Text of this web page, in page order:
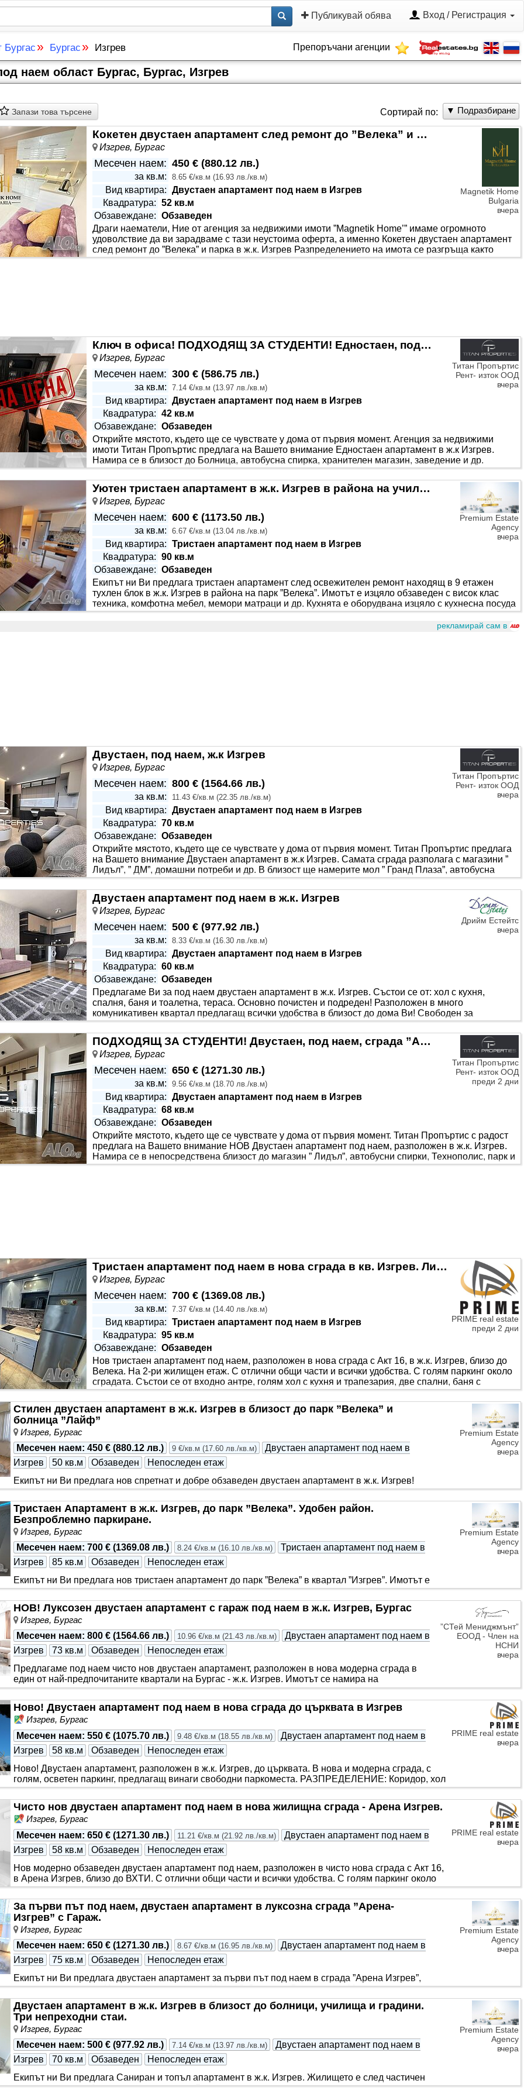
Публикувай обява Вход / Регистрация
Препоръчани агенции
Бургас » Бургас » Изгрев
наем област Бургас, Бургас, Изгрев
Запази това търсене Сортирай по: ▼ Подразбиране
Magnetik Home
Bulgaria
вчера
Кокетен двустаен апартамент след ремонт до ”Велека” и парка в ж.к. Изгрев
Изгрев, Бургас
Месечен наем: 450 € (880.12 лв.)
за кв.м: 8.65 €/кв.м (16.93 лв./кв.м)
Вид квартира: Двустаен апартамент под наем в Изгрев
Квадратура: 52 кв.м
Обзавеждане: Обзаведен
Етаж: Първи жилищен
Драги наематели, Ние от агенция за недвижими имоти ”Magnetik Home’” имаме огромното
удоволствие да ви зарадваме с тази неустоима оферта, а именно Кокетен двустаен апартамент
след ремонт до ”Велека” и парка в ж.к. Изгрев Разпределението на имота се разгръща както
следва: входно антре, баня + тоалетна, кокетен хол + ”Г” образен кухненски бокс, спално
Титан Пропъртис
Рент- изток ООД
вчера
Ключ в офиса! ПОДХОДЯЩ ЗА СТУДЕНТИ! Едностаен, под наем, ж.к Изгрев
Изгрев, Бургас
Месечен наем: 300 € (586.75 лв.)
за кв.м: 7.14 €/кв.м (13.97 лв./кв.м)
Вид квартира: Двустаен апартамент под наем в Изгрев
Квадратура: 42 кв.м
Обзавеждане: Обзаведен
Открийте мястото, където ще се чувствате у дома от първия момент. Агенция за недвижими
имоти Титан Пропъртис предлага на Вашето внимание Едностаен апартамент в ж.к Изгрев.
Намира се в близост до Болница, автобусна спирка, хранителен магазин, заведение и др.
Ситуиран е на 4-ти жилищен етаж от общо 8 с асансьор. Имота разполага с жилищна площ 42
разпределение: входно антре, кухня, спалня, баня с тоалетна и тераса. Жилището се предлага напълно
Настилка: ламинат, теракот Изложение: Изток/Юг Строителство: панел ”С нас..
Premium Estate
Agency
вчера
Уютен тристаен апартамент в ж.к. Изгрев в района на училища и градини.
Изгрев, Бургас
Месечен наем: 600 € (1173.50 лв.)
за кв.м: 6.67 €/кв.м (13.04 лв./кв.м)
Вид квартира: Тристаен апартамент под наем в Изгрев
Квадратура: 90 кв.м
Обзавеждане: Обзаведен
Етаж: Непоследен етаж
Екипът ни Ви предлага тристаен апартамент след освежителен ремонт находящ в 9 етажен
тухлен блок в ж.к. Изгрев в района на парк ”Велека”. Имотът е изцяло обзаведен с висок клас
техника, комфотна мебел, мемори матраци и др. Кухнята е оборудвана изцяло с кухнесна посуда
и всичко необходимо за бита. Отоплението е посредством два климатика, а в сградата има
ТЕЦ в случай на нужда може да се ползва. Собствениците Ви гарантиран абсолютно минимални разходи за
рекламирай сам в
Титан Пропъртис
Рент- изток ООД
вчера
Двустаен, под наем, ж.к Изгрев
Изгрев, Бургас
Месечен наем: 800 € (1564.66 лв.)
за кв.м: 11.43 €/кв.м (22.35 лв./кв.м)
Вид квартира: Двустаен апартамент под наем в Изгрев
Квадратура: 70 кв.м
Обзавеждане: Обзаведен
Етаж: Непоследен етаж
Открийте мястото, където ще се чувствате у дома от първия момент. Титан Пропъртис предлага
на Вашето внимание Двустаен апартамент в ж.к Изгрев. Самата сграда разполага с магазини ”
Лидъл”, ” ДМ”, домашни потреби и др. В близост ще намерите мол ” Гранд Плаза”, автобусна
спирка, заведение, парк и др. Ситуиран е на 11-ти жилищен етаж от общо 12 с асансьор. Имотът
70 кв.м с функционално разпределение, включващо: хол с кухня, спалня, баня и тоалетна, мокро помещение и
предлага с напълно обзаведен с висок клас мебели и уреди. ”С нас, ваше..
Дрийм Естейтс
вчера
Двустаен апартамент под наем в ж.к. Изгрев
Изгрев, Бургас
Месечен наем: 500 € (977.92 лв.)
за кв.м: 8.33 €/кв.м (16.30 лв./кв.м)
Вид квартира: Двустаен апартамент под наем в Изгрев
Квадратура: 60 кв.м
Обзавеждане: Обзаведен
Етаж:
Непоследен етаж
Предлагаме Ви за под наем двустаен апартамент в ж.к. Изгрев. Състои се от: хол с кухня,
спалня, баня и тоалетна, тераса. Основно почистен и подреден! Разположен в много
комуникативен квартал предлагащ всички удобства в близост до дома Ви! Свободен за
настаняване! За повече информация или оглед, звъннете на посочените телефони! ID 531760
Титан Пропъртис
Рент- изток ООД
преди 2 дни
ПОДХОДЯЩ ЗА СТУДЕНТИ! Двустаен, под наем, сграда ”АРЕНА” ж.к Изгрев
Изгрев, Бургас
Месечен наем: 650 € (1271.30 лв.)
за кв.м: 9.56 €/кв.м (18.70 лв./кв.м)
Вид квартира: Двустаен апартамент под наем в Изгрев
Квадратура: 68 кв.м
Обзавеждане: Обзаведен
Етаж: Непоследен етаж
Открийте мястото, където ще се чувствате у дома от първия момент. Титан Пропъртис с радост
предлага на Вашето внимание НОВ Двустаен апартамент под наем, разположен в ж.к. Изгрев.
Намира се в непосредствена близост до магазин ” Лидъл”, автобусни спирки, Технополис, парк и
др. Имотът разполага с площ от 68 кв.м. и е разположен на 5ти етаж от 12, проектиран с
PRIME real estate
преди 2 дни
Тристаен апартамент под наем в нова сграда в кв. Изгрев. Лична оферта!
Изгрев, Бургас
Месечен наем: 700 € (1369.08 лв.)
за кв.м: 7.37 €/кв.м (14.40 лв./кв.м)
Вид квартира: Тристаен апартамент под наем в Изгрев
Квадратура: 95 кв.м
Обзавеждане: Обзаведен
Етаж: Непоследен етаж
Нов тристаен апартамент под наем, разположен в нова сграда с Акт 16, в ж.к. Изгрев, близо до
Велека. На 2-ри жилищен етаж. С отлични общи части и всички удобства. С голям паркинг около
сградата. Състои се от входно антре, голям хол с кухня и трапезария, две спални, баня с
тоалетна и две тераси. Обзаведен е с качествени мебели и електроуреди в гаранция. Жилището
с три климатика от висок клас. * В включен в цената пакет интернет и телевизия. С изцяло западно изложение. За да
информация, може да се свържете с нас на посочения телефон. Call us ..
Premium Estate
Agency
вчера
Стилен двустаен апартамент в ж.к. Изгрев в близост до парк ”Велека” и
болница ”Лайф”
Изгрев, Бургас
Месечен наем: 450 € (880.12 лв.) 9 €/кв.м (17.60 лв./кв.м)
Двустаен апартамент под наем в
Изгрев
50 кв.м Обзаведен
Непоследен етаж
Екипът ни Ви предлага нов спретнат и добре обзаведен двустаен апартамент в ж.к. Изгрев!
Жилището е след основен ремонт със следното разпределение: две самостоятелни стаи,
входно антре, баня с тоалетна..
Premium Estate
Agency
вчера
Тристаен Апартамент в ж.к. Изгрев, до парк ”Велека”. Удобен район.
Безпроблемно паркиране.
Изгрев, Бургас
Месечен наем: 700 € (1369.08 лв.) 8.24 €/кв.м (16.10 лв./кв.м)
Тристаен апартамент под наем в
Изгрев
85 кв.м Обзаведен
Непоследен етаж
Екипът ни Ви предлага нов тристаен апартамент до парк ”Велека” в квартал ”Изгрев”. Имотът е
напълно обзаведен и оборудван и разполага с две големи спални, хол с кухня и трапезария,
коридор, баня с тоа..
”СТей Мениджмънт”
ЕООД - Член на
НСНИ
вчера
НОВ! Луксозен двустаен апартамент с гараж под наем в ж.к. Изгрев, Бургас
Изгрев, Бургас
Месечен наем: 800 € (1564.66 лв.) 10.96 €/кв.м (21.43 лв./кв.м)
Двустаен апартамент под наем в
Изгрев
73 кв.м Обзаведен
Непоследен етаж
Предлагаме под наем чисто нов двустаен апартамент, разположен в нова модерна сграда в
един от най-предпочитаните квартали на Бургас - ж.к. Изгрев. Имотът се намира на
изключително комуникативно място,..
PRIME real estate
вчера
Ново! Двустаен апартамент под наем в нова сграда до църквата в Изгрев
Изгрев, Бургас
Месечен наем: 550 € (1075.70 лв.) 9.48 €/кв.м (18.55 лв./кв.м)
Двустаен апартамент под наем в
Изгрев
58 кв.м Обзаведен
Непоследен етаж
Ново! Двустаен апартамент, разположен в ж.к. Изгрев, до църквата. В нова и модерна сграда, с
голям, осветен паркинг, предлагащ винаги свободни паркоместа. РАЗПРЕДЕЛЕНИЕ: Коридор, хол
с кухня, спалня..
PRIME real estate
вчера
Чисто нов двустаен апартамент под наем в нова жилищна сграда - Арена Изгрев.
Изгрев, Бургас
Месечен наем: 650 € (1271.30 лв.) 11.21 €/кв.м (21.92 лв./кв.м)
Двустаен апартамент под наем в
Изгрев
58 кв.м Обзаведен
Непоследен етаж
Нов модерно обзаведен двустаен апартамент под наем, разположен в чисто нова сграда с Акт 16,
в Арена Изгрев, близо до ВХТИ. С отлични общи части и всички удобства. С голям паркинг около
сградата. ..
Premium Estate
Agency
вчера
За първи път под наем, двустаен апартамент в луксозна сграда ”Арена-
Изгрев” с Гараж.
Изгрев, Бургас
Месечен наем: 650 € (1271.30 лв.) 8.67 €/кв.м (16.95 лв./кв.м)
Двустаен апартамент под наем в
Изгрев
75 кв.м Обзаведен
Непоследен етаж
Екипът ни Ви предлага двустаен апартамент за първи път под наем в сграда ”Арена Изгрев”,
находяща в квартал Изгрев до спортна зала ”Арена”. Сградата Ви предлага Модерна
архитектура и отлична локация, ..
Premium Estate
Agency
вчера
Двустаен апартамент в ж.к. Изгрев в близост до болници, училища и градини.
Три непреходни стаи.
Изгрев, Бургас
Месечен наем: 500 € (977.92 лв.) 7.14 €/кв.м (13.97 лв./кв.м)
Двустаен апартамент под наем в
Изгрев
70 кв.м Обзаведен
Непоследен етаж
Екипът ни Ви предлага Саниран и топъл апартамент в ж.к. Изгрев. Жилището е след частичен
ремонт с нова мебел и запазена техника. Разполага с три светли непреходни стаи с югозападно